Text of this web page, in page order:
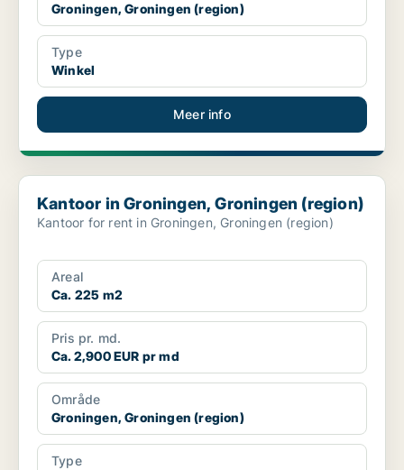
Groningen, Groningen (region)
Type
Winkel
Meer info
Kantoor in Groningen, Groningen (region)
Kantoor in Groningen, Groningen (region)
Kantoor for rent in Groningen, Groningen (region)
Areal
Ca. 225 m2
Pris pr. md.
Ca. 2,900 EUR pr md
Område
Groningen, Groningen (region)
Type